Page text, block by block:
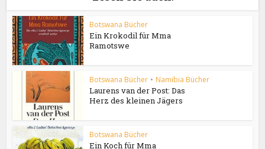
Botswana Bücher
Ein Krokodil für Mma
Ramotswe
Botswana Bücher • Namibia Bücher
Laurens van der Post: Das
Herz des kleinen Jägers
Botswana Bücher
Ein Koch für Mma